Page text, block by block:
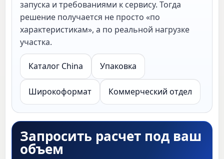
запуска и требованиями к сервису. Тогда
решение получается не просто «по
характеристикам», а по реальной нагрузке
участка.
Каталог China Упаковка
Широкоформат Коммерческий отдел
Запросить расчет под ваш
объем